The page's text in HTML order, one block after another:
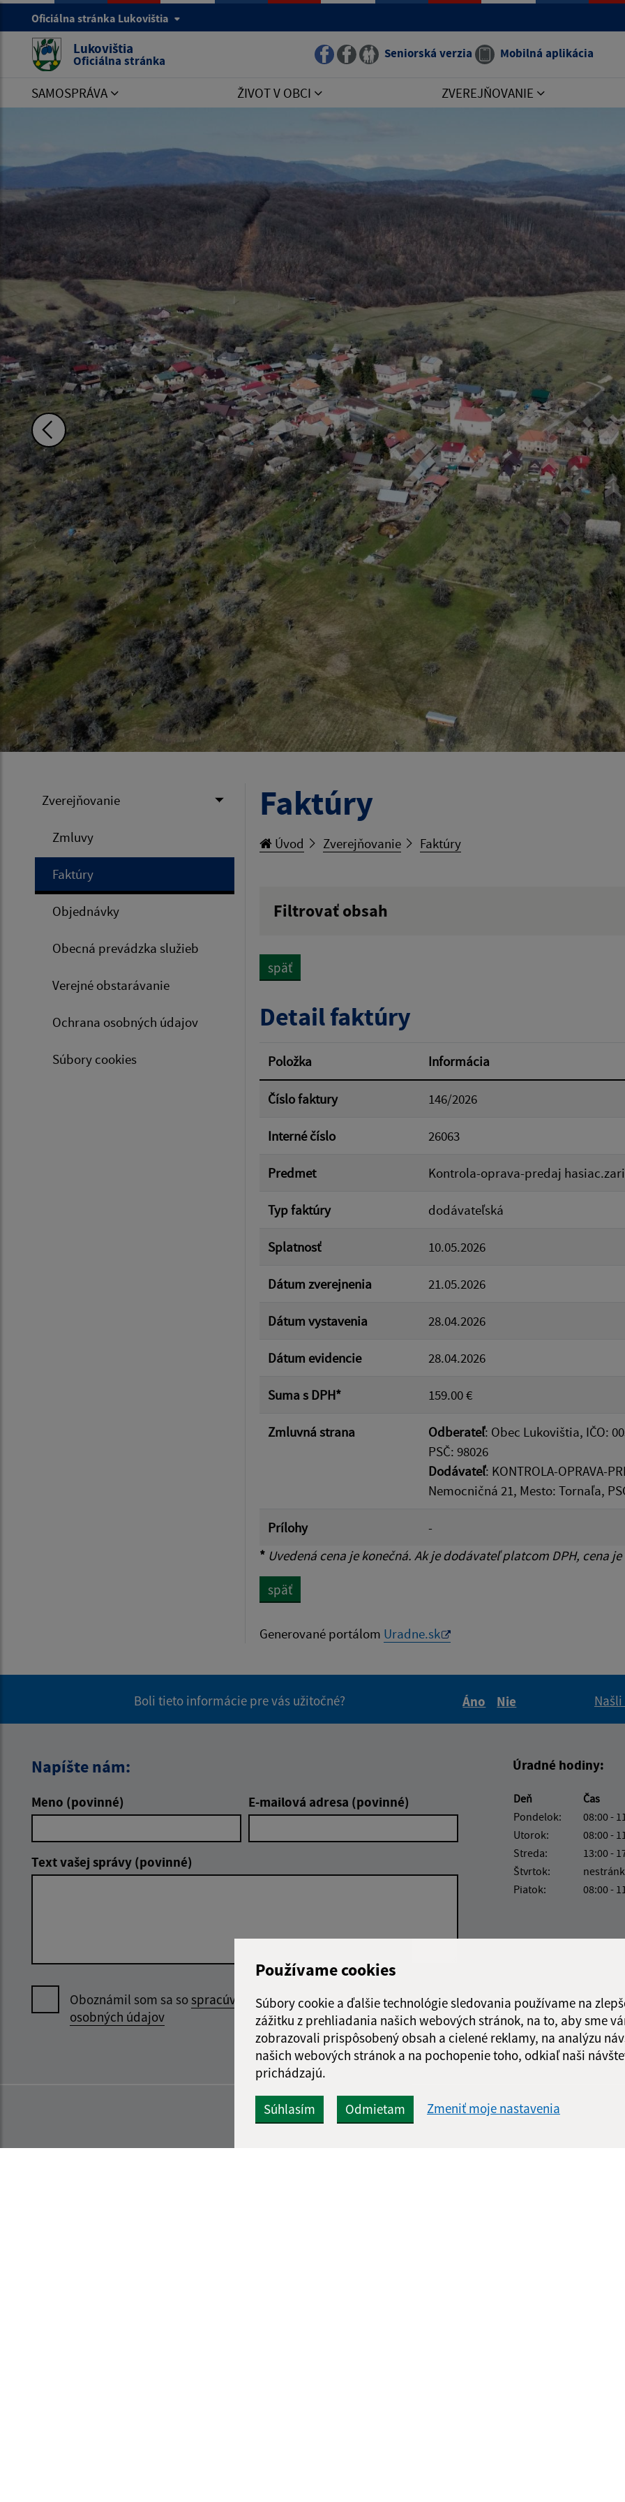
Používame cookies
Súbory cookie a ďalšie technológie sledovania používame na
zážitku z prehliadania našich webových stránok, na to, aby sme
zobrazovali prispôsobený obsah a cielené reklamy, na analýzu
našich webových stránok a na pochopenie toho, odkiaľ naši
prichádzajú.
Súhlasím Odmietam Zmeniť moje nastavenia
Oficiálna stránka Lukovištia
Lukovištia
Oficiálna stránka Seniorská verzia Mobilná aplikácia
SAMOSPRÁVA ŽIVOT V OBCI ZVEREJŇOVANIE
Zverejňovanie
Zmluvy
Faktúry
Objednávky
Obecná prevádzka služieb
Verejné obstarávanie
Ochrana osobných údajov
Súbory cookies
Faktúry
Úvod Zverejňovanie Faktúry
Filtrovať obsah
Suma od:
Filtrovať
späť
Detail faktúry
Položka Informácia
Číslo faktury 146/2026
Interné číslo 26063
Predmet Kontrola-oprava-predaj
Typ faktúry dodávateľská
Splatnosť 10.05.2026
Dátum zverejnenia 21.05.2026
Dátum vystavenia 28.04.2026
Dátum evidencie 28.04.2026
Suma s DPH* 159.00 €
Zmluvná strana Odberateľ: Obec Lukovištia, IČO:
PSČ: 98026
Dodávateľ: KONTROLA-OPRAVA-
Nemocničná 21, Mesto: Tornaľa,
Prílohy
-
* Uvedená cena je konečná. Ak je dodávateľ platcom DPH, cena
späť
Generované portálom Uradne.sk
Boli tieto informácie pre vás užitočné?
Áno
Nie
Napíšte nám:
Meno (povinné) E-mailová adresa (povinné)
Text vašej správy (povinné)
Oboznámil som sa sospracúvaním
osobných údajov
Odoslať správu
Úradné hodiny:
Deň
Čas
Pondelok:
08:00 -
Utorok:
08:00 -
Streda:
13:00 -
Štvrtok:
Piatok:
08:00 -